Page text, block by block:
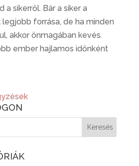
sikerről. Bár a siker a
forrása, de ha minden
akkor önmagában kevés.
ember hajlamos időnként